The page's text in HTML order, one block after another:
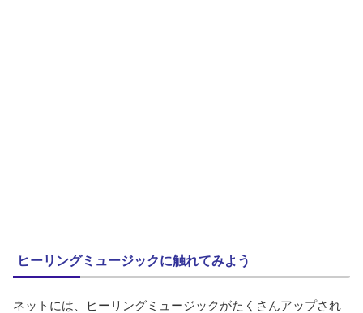
ヒーリングミュージックに触れてみよう
ネットには、ヒーリングミュージックがたくさんアップされ